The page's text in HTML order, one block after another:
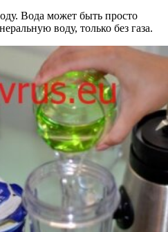
Вода может быть просто
воду, только без газа.